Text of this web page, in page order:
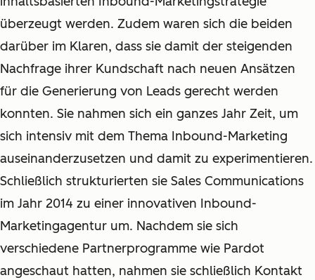
überzeugt werden. Zudem waren sich die beiden
darüber im Klaren, dass sie damit der steigenden
Nachfrage ihrer Kundschaft nach neuen Ansätzen
für die Generierung von Leads gerecht werden
konnten. Sie nahmen sich ein ganzes Jahr Zeit, um
sich intensiv mit dem Thema Inbound-Marketing
auseinanderzusetzen und damit zu experimentieren.
Schließlich strukturierten sie Sales Communications
im Jahr 2014 zu einer innovativen Inbound-
Marketingagentur um. Nachdem sie sich
verschiedene Partnerprogramme wie Pardot
angeschaut hatten, nahmen sie schließlich Kontakt